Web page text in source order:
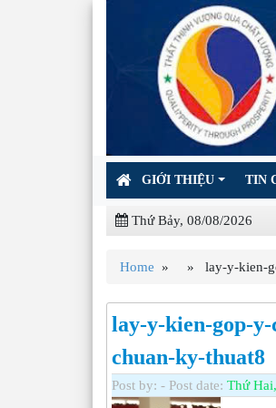
GIỚI THIỆU TIN
Thứ Bảy, 08/08/2026
Home » » lay-y-kien-
lay-y-kien-gop-
chuan-ky-thuat8
Post by: - Post date: Thứ